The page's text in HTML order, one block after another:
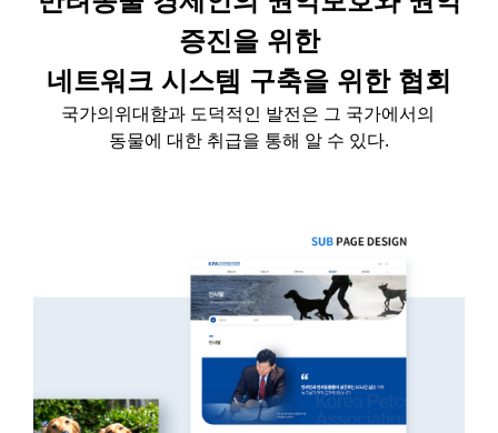
증진을 위한
네트워크 시스템 구축을 위한 협회
국가의 위대함과 도덕적인 발전은 그 국가에서의
동물에 대한 취급을 통해 알 수 있다.